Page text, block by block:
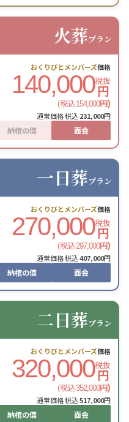
火葬プラン
おくりびとメンバーズ価格
140,000税抜
円
(税込154,000円)
通常価格 税込231,000円
納棺の儀 面会
一日葬プラン
おくりびとメンバーズ価格
270,000税抜
円
(税込297,000円)
通常価格 税込407,000円
納棺の儀 面会
二日葬プラン
おくりびとメンバーズ価格
320,000税抜
円
(税込352,000円)
通常価格 税込517,000円
納棺の儀 面会